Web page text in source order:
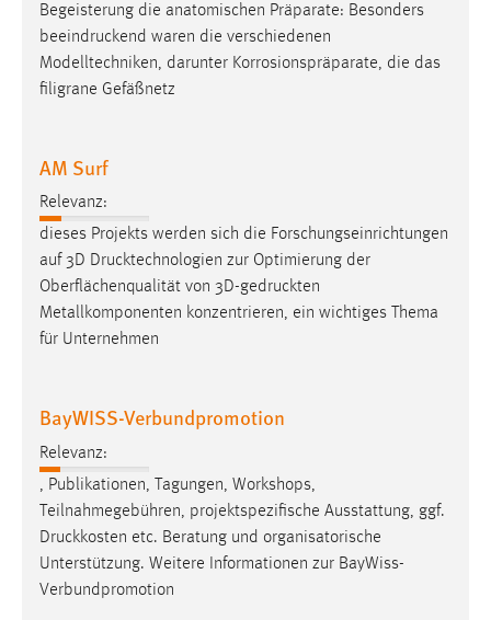
Begeisterung die anatomischen Präparate: Besonders
beeindruckend waren die verschiedenen
Modelltechniken, darunter Korrosionspräparate, die das
filigrane Gefäßnetz
AM Surf
Relevanz:
dieses Projekts werden sich die Forschungseinrichtungen
auf 3D Drucktechnologien zur Optimierung der
Oberflächenqualität von 3D-gedruckten
Metallkomponenten konzentrieren, ein wichtiges Thema
für Unternehmen
BayWISS-Verbundpromotion
Relevanz:
, Publikationen, Tagungen, Workshops,
Teilnahmegebühren, projektspezifische Ausstattung, ggf.
Druckkosten etc. Beratung und organisatorische
Unterstützung. Weitere Informationen zur BayWiss-
Verbundpromotion
Sprachpräferenz
Name:
site-language-preference
Chat
Name:
MibewSessionID, MIBEW_UserID, mibew_locale, mibew-
Zweck:
Wird benötigt um die Chatfunktion nutzen zu können.
Cookie Laufzeit:
5e9dbeb1811c0446 = Sitzungslaufzeit, mibew_locale = 3
Jahre, MIBEW_UserID = 1 Jahr